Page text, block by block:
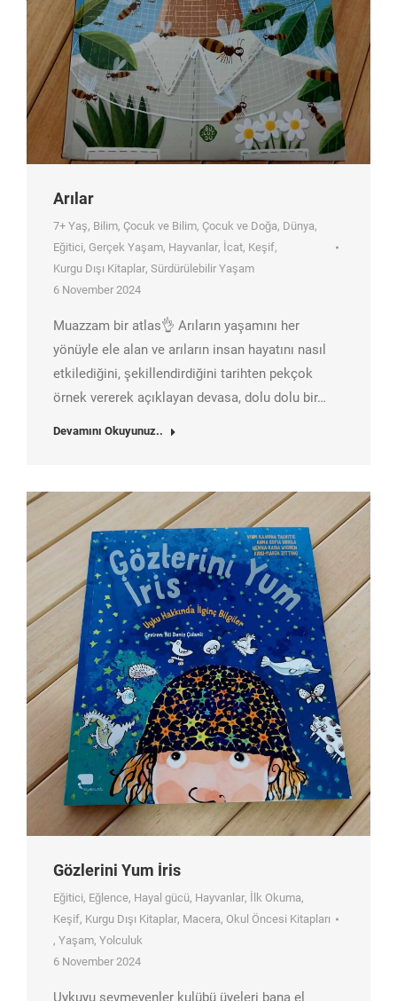
Arılar
7+ Yaş, Bilim, Çocuk ve Bilim, Çocuk ve Doğa, Dünya,
Eğitici, Gerçek Yaşam, Hayvanlar, İcat, Keşif,
Kurgu Dışı Kitaplar, Sürdürülebilir Yaşam
6 November 2024
Muazzam bir atlas👌 Arıların yaşamını her
yönüyle ele alan ve arıların insan hayatını nasıl
etkilediğini, şekillendirdiğini tarihten pekçok
örnek vererek açıklayan devasa, dolu dolu bir…
Devamını Okuyunuz..
Gözlerini Yum İris
Eğitici, Eğlence, Hayal gücü, Hayvanlar, İlk Okuma,
Keşif, Kurgu Dışı Kitaplar, Macera, Okul Öncesi Kitapları
, Yaşam, Yolculuk
6 November 2024